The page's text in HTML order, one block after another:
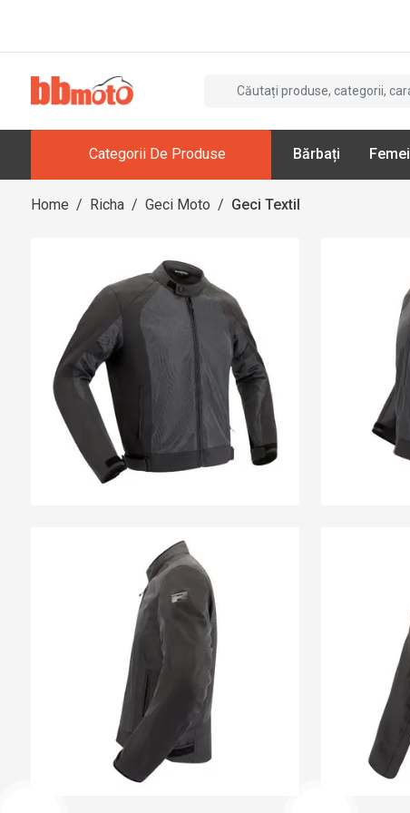
Categorii De Produse Bărbați Femei
Home / Richa / Geci Moto / Geci Textil